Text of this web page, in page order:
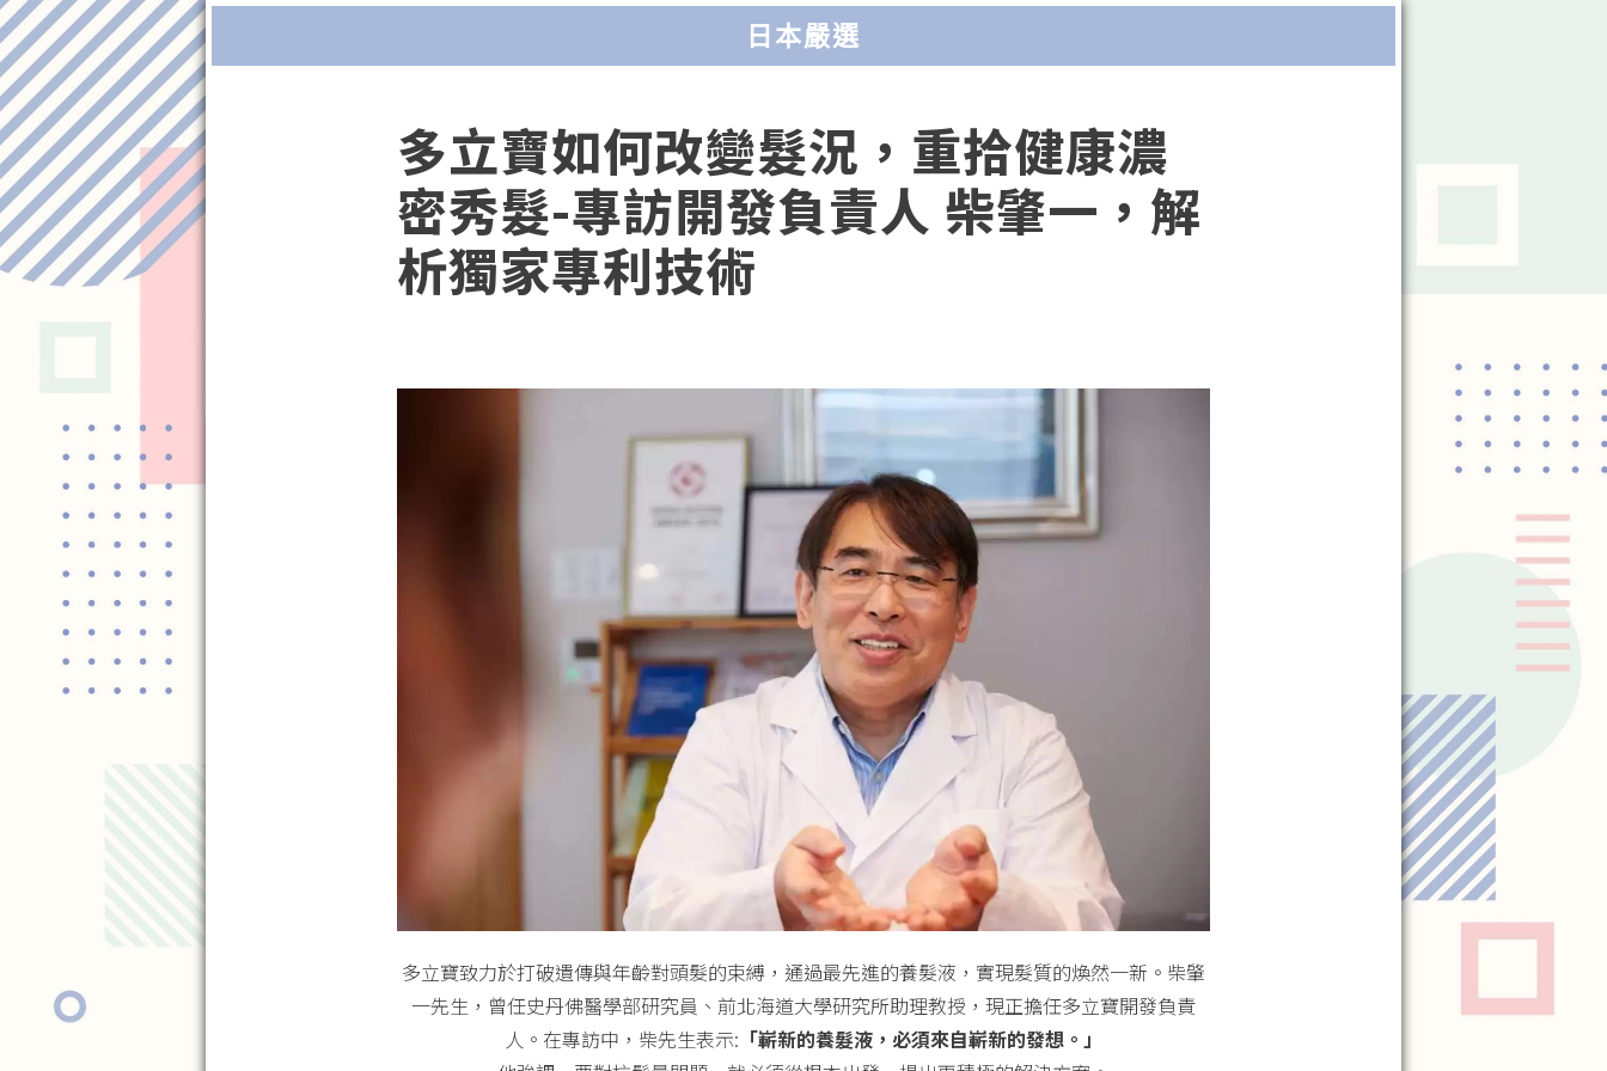
日本嚴選
多立寶如何改變髮況，重拾健康濃
密秀髮-專訪開發負責人 柴肇一，解
析獨家專利技術
多立寶致力於打破遺傳與年齡對頭髮的束縛，通過最先進的養髮液，實現髮質的煥然一新。柴肇
一先生，曾任史丹佛醫學部研究員、前北海道大學研究所助理教授，現正擔任多立寶開發負責
人。在專訪中，柴先生表示: 「嶄新的養髮液，必須來自嶄新的發想。」